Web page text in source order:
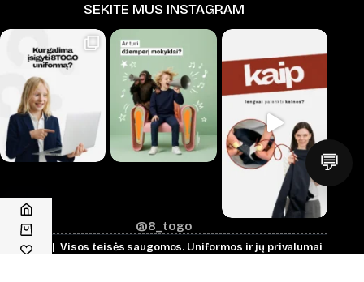
SEKITE MUS INSTAGRAM
@8_togo
© 2026 | Visos teisės saugomos. Uniformos ir jų privalumai
💬